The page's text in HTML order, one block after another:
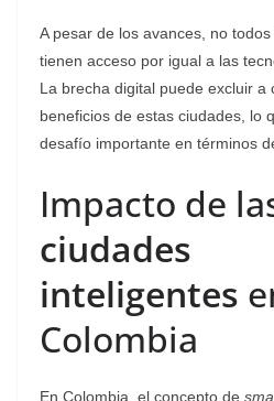
A pesar de los avances, no
tienen acceso por igual a las
La brecha digital puede excluir a
beneficios de estas ciudades, lo
desafío importante en términos
Impacto de
ciudades
inteligentes
Colombia
En Colombia, el concepto de